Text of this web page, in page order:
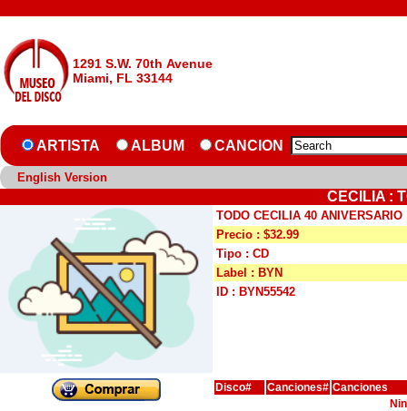
1291 S.W. 70th Avenue
Miami, FL 33144
ARTISTA ALBUM CANCION
English Version
CECILIA :
TODO CECILIA 40 ANIVERSARIO
Precio : $32.99
Tipo : CD
Label : BYN
ID : BYN55542
Disco# Canciones# Canciones